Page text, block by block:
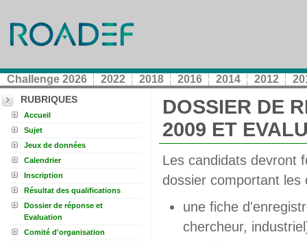
Challenge 2026 2022 2018 2016 2014 2012
RUBRIQUES
Accueil
Sujet
Jeux de données
Calendrier
Inscription
Résultat des qualifications
Dossier de réponse et
Evaluation
Comité d'organisation
DOSSIER DE
2009 ET
Les candidats devront
dossier comportant
une fiche
chercheur,